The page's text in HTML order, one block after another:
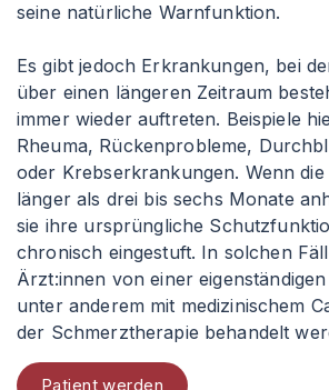
seine natürliche Warnfunktion.
Es gibt jedoch Erkrankungen, bei
über einen längeren Zeitraum
immer wieder auftreten. Beispiele
Rheuma, Rückenprobleme,
oder Krebserkrankungen. Wenn
länger als drei bis sechs Monate
sie ihre ursprüngliche
chronisch eingestuft. In solchen
Ärzt:innen von einer
unter anderem mit medizinischem
der Schmerztherapie behandelt
Patient werden